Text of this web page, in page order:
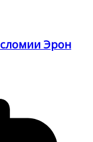
Эрон